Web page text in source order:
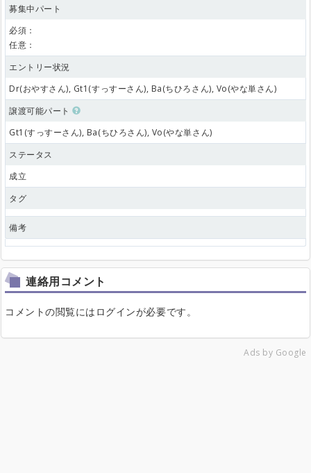
募集中パート
必須：
任意：
エントリー状況
Dr(おやすさん), Gt1(すっすーさん), Ba(ちひろさん), Vo(やな単さん)
譲渡可能パート
Gt1(すっすーさん), Ba(ちひろさん), Vo(やな単さん)
ステータス
成立
タグ
備考
連絡用コメント
コメントの閲覧にはログインが必要です。
Ads by Google